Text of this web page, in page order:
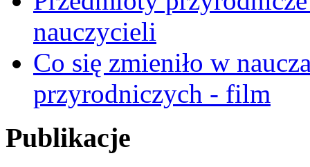
nauczycieli
Co się zmieniło w
przyrodniczych - film
Publikacje